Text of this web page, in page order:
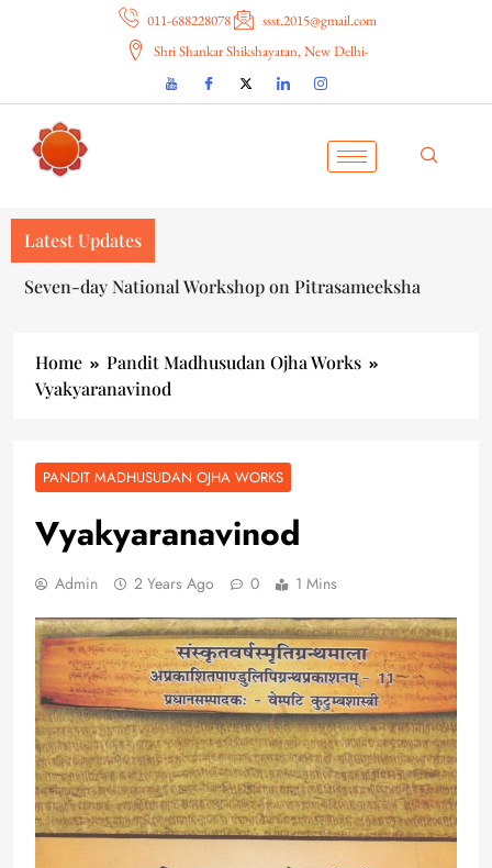
011-688228078
ssst.2015@gmail.com
Shri Shankar Shikshayatan, New Delhi-
Latest Updates
Seven-day National Workshop on Pitrasameeksha
Home
Pandit Madhusudan Ojha Works
Vyakyaranavinod
PANDIT MADHUSUDAN OJHA WORKS
Vyakyaranavinod
Admin 2 Years Ago 0 1 Mins